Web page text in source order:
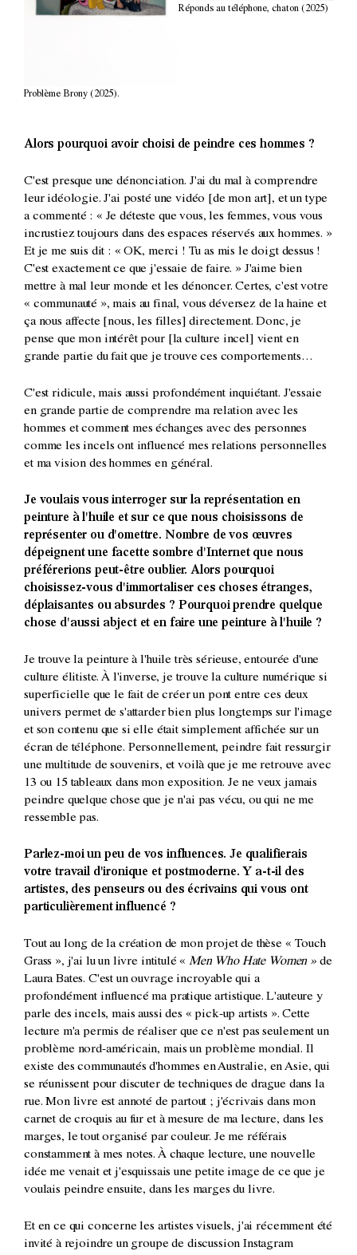
Problème Brony (2025).
Réponds au téléphone, chaton (2025)
Alors pourquoi avoir choisi de peindre ces hommes ?
C'est presque une dénonciation. J'ai du mal à comprendre
leur idéologie. J'ai posté une vidéo [de mon art], et un type
a commenté : « Je déteste que vous, les femmes, vous vous
incrustiez toujours dans des espaces réservés aux hommes. »
Et je me suis dit : « OK, merci ! Tu as mis le doigt dessus !
C'est exactement ce que j'essaie de faire. » J'aime bien
mettre à mal leur monde et les dénoncer. Certes, c'est votre
« communauté », mais au final, vous déversez de la haine et
ça nous affecte [nous, les filles] directement. Donc, je
pense que mon intérêt pour [la culture incel] vient en
grande partie du fait que je trouve ces comportements…
C'est ridicule, mais aussi profondément inquiétant. J'essaie
en grande partie de comprendre ma relation avec les
hommes et comment mes échanges avec des personnes
comme les incels ont influencé mes relations personnelles
et ma vision des hommes en général.
Je voulais vous interroger sur la représentation en
peinture à l'huile et sur ce que nous choisissons de
représenter ou d'omettre. Nombre de vos œuvres
dépeignent une facette sombre d'Internet que nous
préférerions peut-être oublier. Alors pourquoi
choisissez-vous d'immortaliser ces choses étranges,
déplaisantes ou absurdes ? Pourquoi prendre quelque
chose d'aussi abject et en faire une peinture à l'huile ?
Je trouve la peinture à l'huile très sérieuse, entourée d'une
culture élitiste. À l'inverse, je trouve la culture numérique si
superficielle que le fait de créer un pont entre ces deux
univers permet de s'attarder bien plus longtemps sur l'image
et son contenu que si elle était simplement affichée sur un
écran de téléphone. Personnellement, peindre fait ressurgir
une multitude de souvenirs, et voilà que je me retrouve avec
13 ou 15 tableaux dans mon exposition. Je ne veux jamais
peindre quelque chose que je n'ai pas vécu, ou qui ne me
ressemble pas.
Parlez-moi un peu de vos influences. Je qualifierais
votre travail d'ironique et postmoderne. Y a-t-il des
artistes, des penseurs ou des écrivains qui vous ont
particulièrement influencé ?
Tout au long de la création de mon projet de thèse « Touch
Grass », j'ai lu un livre intitulé « Men Who Hate Women »de
Laura Bates. C'est un ouvrage incroyable qui a
profondément influencé ma pratique artistique. L'auteure y
parle des incels, mais aussi des « pick-up artists ». Cette
lecture m'a permis de réaliser que ce n'est pas seulement un
problème nord-américain, mais un problème mondial. Il
existe des communautés d'hommes en Australie, en Asie, qui
se réunissent pour discuter de techniques de drague dans la
rue. Mon livre est annoté de partout ; j'écrivais dans mon
carnet de croquis au fur et à mesure de ma lecture, dans les
marges, le tout organisé par couleur. Je me référais
constamment à mes notes. À chaque lecture, une nouvelle
idée me venait et j'esquissais une petite image de ce que je
voulais peindre ensuite, dans les marges du livre.
Et en ce qui concerne les artistes visuels, j'ai récemment été
invité à rejoindre un groupe de discussion Instagram